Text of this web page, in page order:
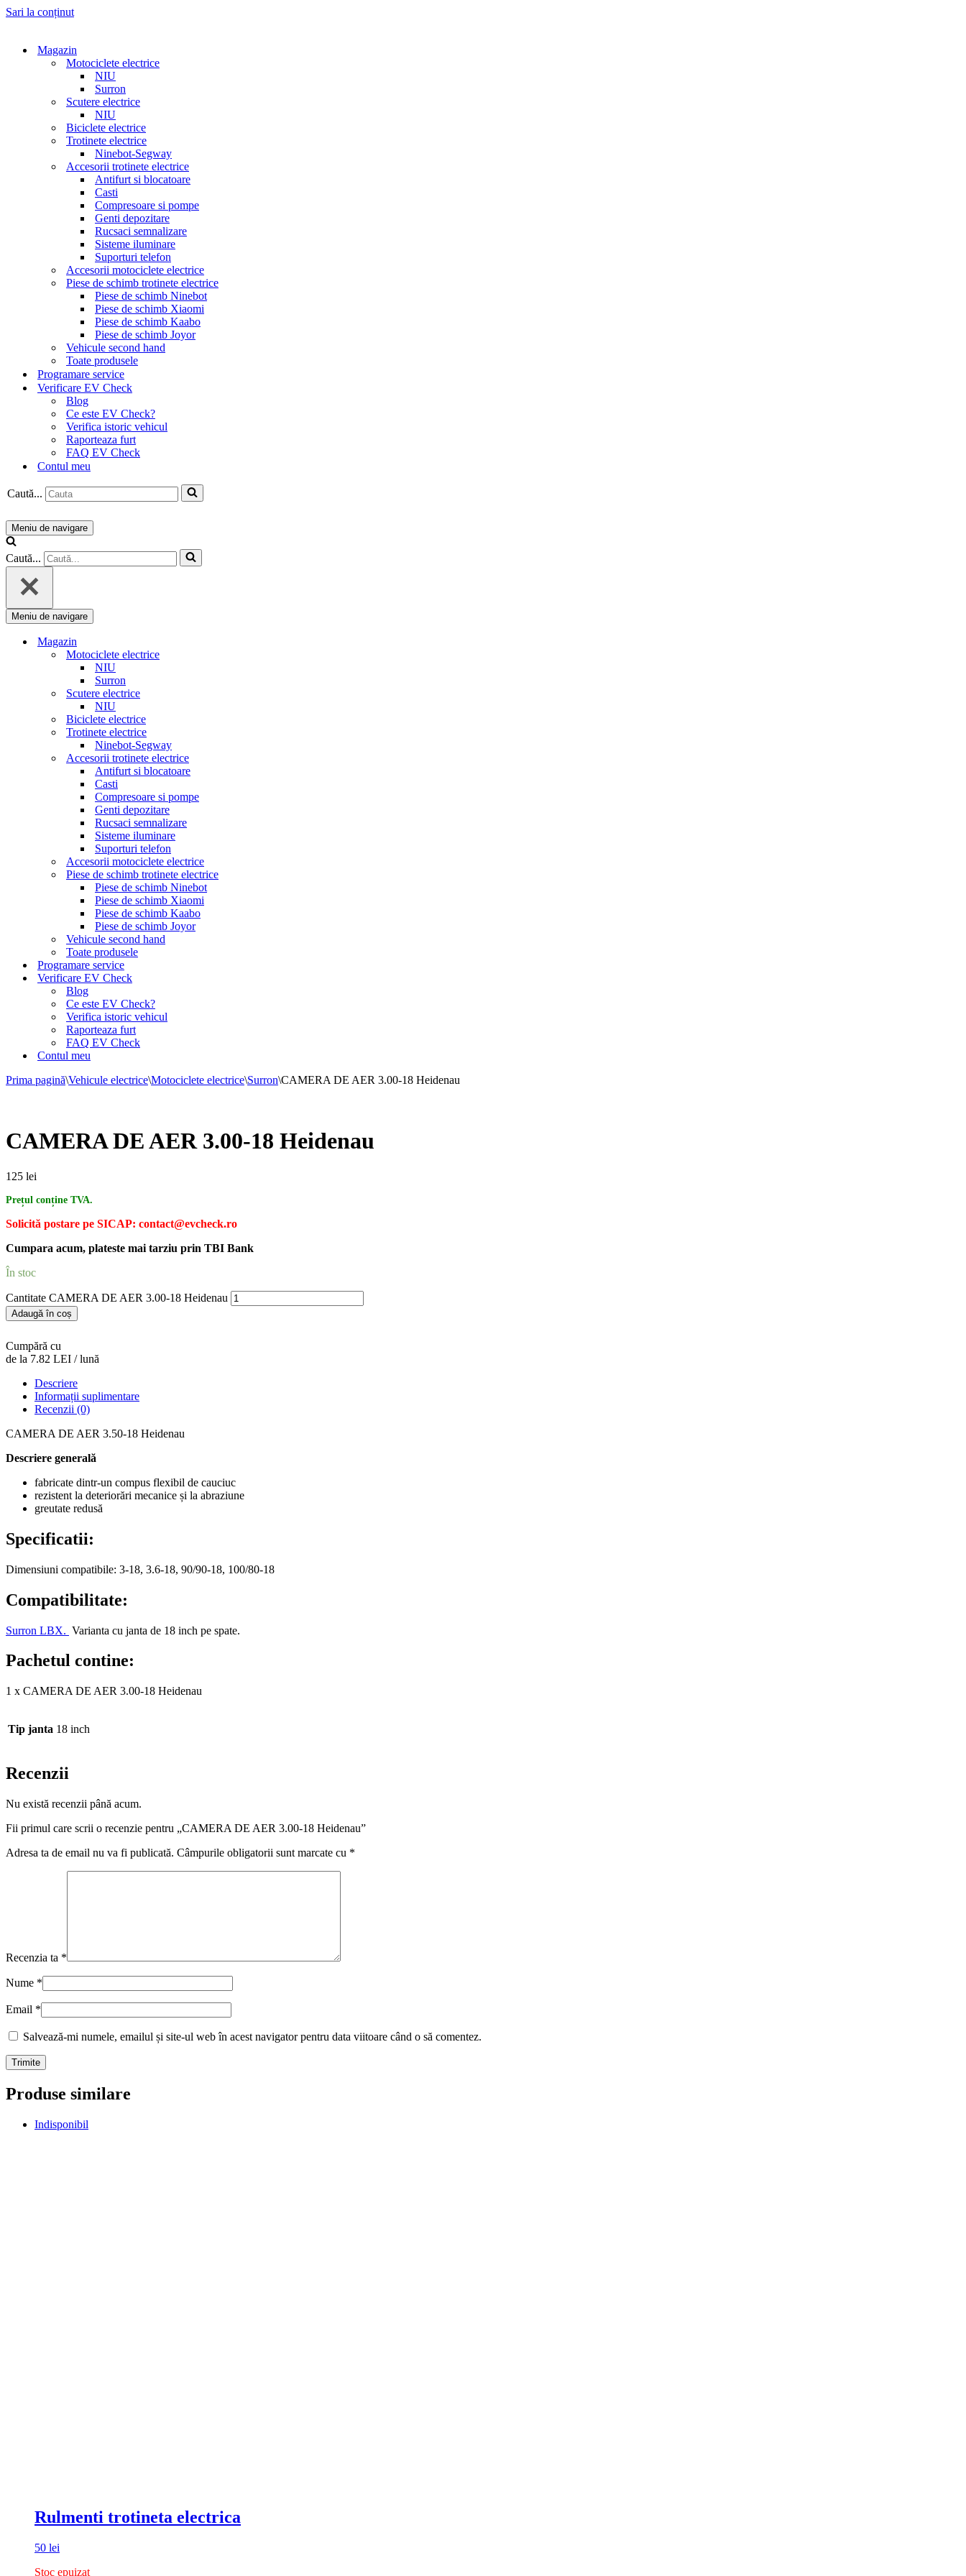
Sari la conținut
Magazin
Motociclete electrice
NIU
Surron
Scutere electrice
NIU
Biciclete electrice
Trotinete electrice
Ninebot-Segway
Accesorii trotinete electrice
Antifurt si blocatoare
Casti
Compresoare si pompe
Genti depozitare
Rucsaci semnalizare
Sisteme iluminare
Suporturi telefon
Accesorii motociclete electrice
Piese de schimb trotinete electrice
Piese de schimb Ninebot
Piese de schimb Xiaomi
Piese de schimb Kaabo
Piese de schimb Joyor
Vehicule second hand
Toate produsele
Programare service
Verificare EV Check
Blog
Ce este EV Check?
Verifica istoric vehicul
Raporteaza furt
FAQ EV Check
Contul meu
Caută...
Meniu de navigare
Caută...
Meniu de navigare
Magazin
Motociclete electrice
NIU
Surron
Scutere electrice
NIU
Biciclete electrice
Trotinete electrice
Ninebot-Segway
Accesorii trotinete electrice
Antifurt si blocatoare
Casti
Compresoare si pompe
Genti depozitare
Rucsaci semnalizare
Sisteme iluminare
Suporturi telefon
Accesorii motociclete electrice
Piese de schimb trotinete electrice
Piese de schimb Ninebot
Piese de schimb Xiaomi
Piese de schimb Kaabo
Piese de schimb Joyor
Vehicule second hand
Toate produsele
Programare service
Verificare EV Check
Blog
Ce este EV Check?
Verifica istoric vehicul
Raporteaza furt
FAQ EV Check
Contul meu
Prima pagină\Vehicule electrice\Motociclete electrice\Surron\CAMERA DE AER 3.00-18 Heidenau
CAMERA DE AER 3.00-18 Heidenau
125 lei
Prețul conține TVA.
Solicită postare pe SICAP: contact@evcheck.ro
Cumpara acum, plateste mai tarziu prin TBI Bank
În stoc
Cantitate CAMERA DE AER 3.00-18 Heidenau
Adaugă în coș
Cumpără cu
de la 7.82 LEI / lună
Descriere
Informații suplimentare
Recenzii (0)
CAMERA DE AER 3.50-18 Heidenau
Descriere generală
fabricate dintr-un compus flexibil de cauciuc
rezistent la deteriorări mecanice și la abraziune
greutate redusă
Specificatii:
Dimensiuni compatibile: 3-18, 3.6-18, 90/90-18, 100/80-18
Compatibilitate:
Surron LBX. Varianta cu janta de 18 inch pe spate.
Pachetul contine:
1 x CAMERA DE AER 3.00-18 Heidenau
Tip janta 18 inch
Recenzii
Nu există recenzii până acum.
Fii primul care scrii o recenzie pentru „CAMERA DE AER 3.00-18 Heidenau”
Adresa ta de email nu va fi publicată. Câmpurile obligatorii sunt marcate cu *
Recenzia ta *
Nume *
Email *
Salvează-mi numele, emailul și site-ul web în acest navigator pentru data viitoare când o să comentez.
Produse similare
Indisponibil
Rulmenti trotineta electrica
50 lei
Stoc epuizat